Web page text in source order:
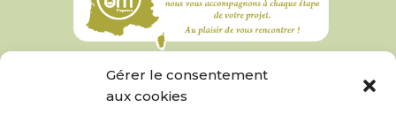
Gérer le consentement
aux cookies